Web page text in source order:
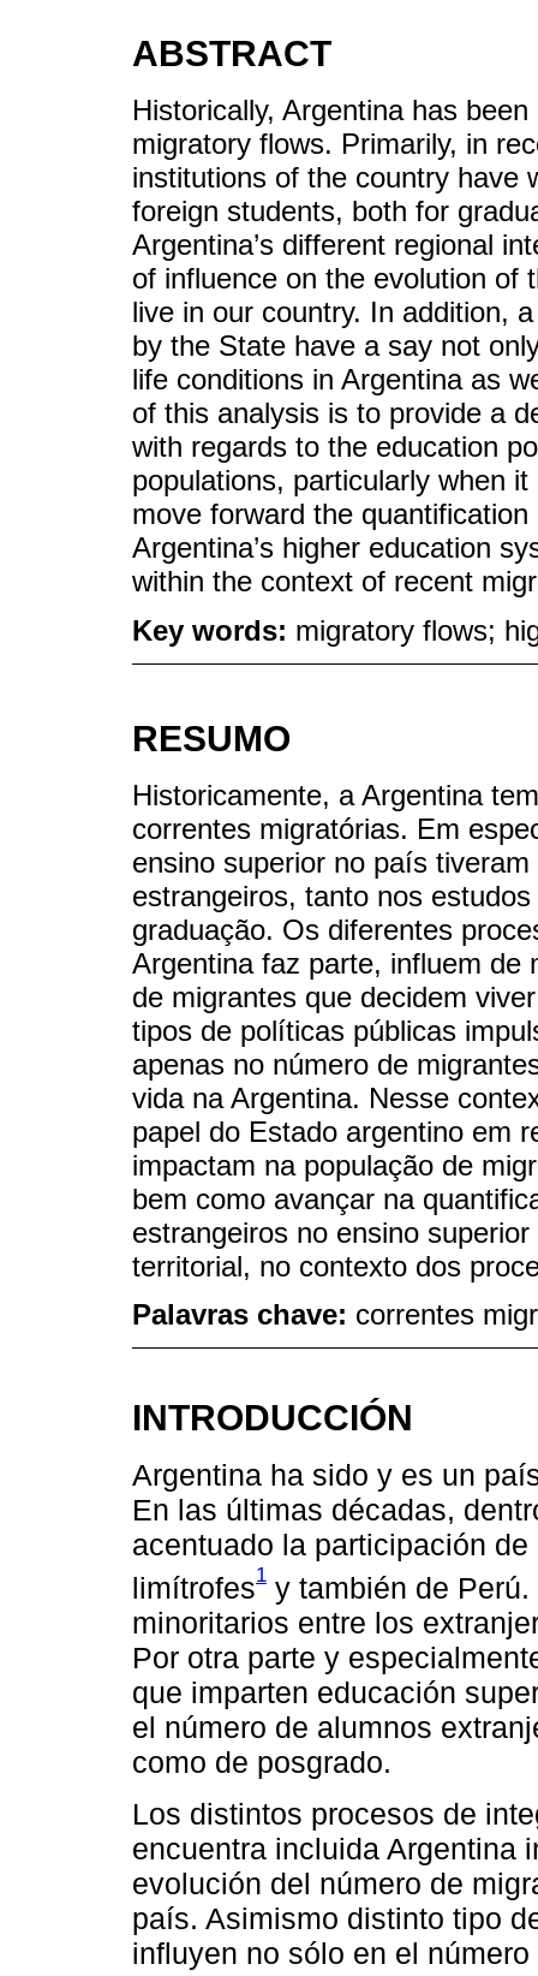
ABSTRACT
Historically, Argentina has
migratory flows. Primarily, in
institutions of the country have
foreign students, both for
Argentina’s different regional
of influence on the evolution of
live in our country. In addition,
by the State have a say not
life conditions in Argentina as
of this analysis is to provide a
with regards to the education
populations, particularly when
move forward the
Argentina’s higher education
within the context of recent
Key words: migratory flows;
RESUMO
Historicamente, a Argentina
correntes migratórias. Em
ensino superior no país
estrangeiros, tanto nos
graduação. Os diferentes
Argentina faz parte, influem de
de migrantes que decidem
tipos de políticas públicas
apenas no número de
vida na Argentina. Nesse
papel do Estado argentino em
impactam na população de
bem como avançar na
estrangeiros no ensino
territorial, no contexto dos
Palavras chave: correntes
INTRODUCCIÓN
Argentina ha sido y es un
En las últimas décadas,
acentuado la participación
limítrofes1 y también de
minoritarios entre los
Por otra parte y
que imparten educación
el número de alumnos
como de posgrado.
Los distintos procesos de
encuentra incluida Argentina
evolución del número de
país. Asimismo distinto tipo
influyen no sólo en el